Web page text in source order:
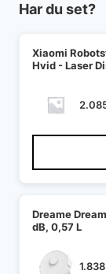
Har du set?
Xiaomi
Hvid - Laser
Dreame
dB, 0,57 L